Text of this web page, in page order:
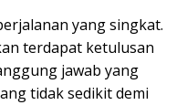
yang singkat.
terdapat ketulusan
jawab yang
tidak sedikit demi